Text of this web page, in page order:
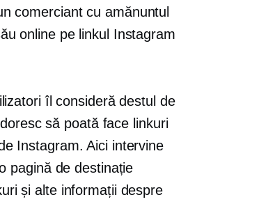
comerciant cu amănuntul
online pe linkul Instagram
îl consideră destul de
să poată face linkuri
Instagram. Aici intervine
pagină de destinație
și alte informații despre